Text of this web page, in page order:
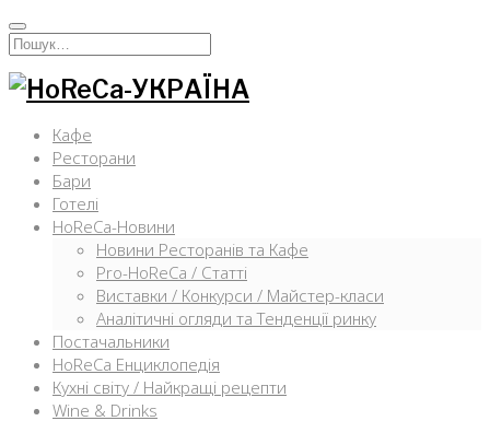
Перейти
кИскать:
Кафе
Ресторани
Бари
Готелі
HoReCa-Новини
Новини Ресторанів та Кафе
Pro-HoReCa / Статті
Виставки / Конкурси / Майстер-класи
Аналітичні огляди та Тенденції ринку
Постачальники
HoReCa Енциклопедія
Кухні світу / Найкращі рецепти
Wine & Drinks